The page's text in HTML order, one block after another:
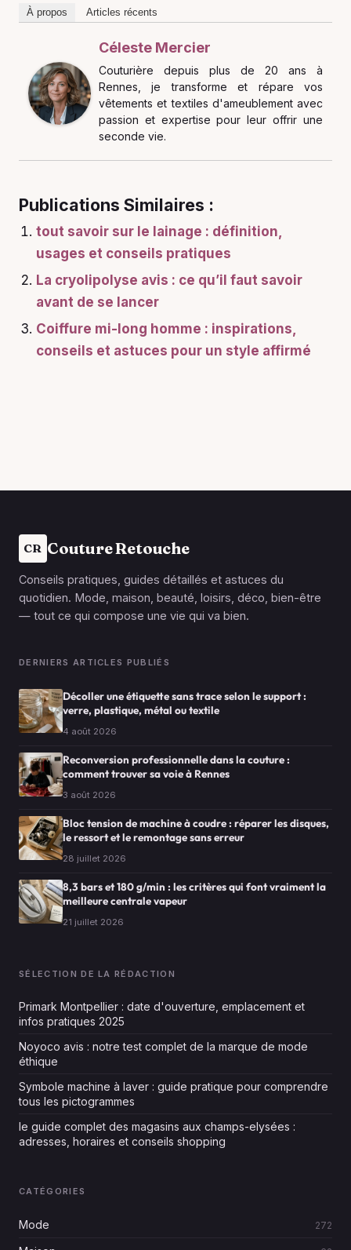
À propos Articles récents
Céleste Mercier
Couturière depuis plus de 20 ans à
Rennes, je transforme et répare vos
vêtements et textiles d'ameublement avec
passion et expertise pour leur offrir une
seconde vie.
Publications Similaires :
tout savoir sur le lainage : définition,
usages et conseils pratiques
La cryolipolyse avis : ce qu’il faut savoir
avant de se lancer
Coiffure mi-long homme : inspirations,
conseils et astuces pour un style affirmé
CR Couture Retouche
Conseils pratiques, guides détaillés et astuces du
quotidien. Mode, maison, beauté, loisirs, déco, bien-être
— tout ce qui compose une vie qui va bien.
DERNIERS ARTICLES PUBLIÉS
Décoller une étiquette sans trace selon le support :
verre, plastique, métal ou textile
4 août 2026
Reconversion professionnelle dans la couture :
comment trouver sa voie à Rennes
3 août 2026
Bloc tension de machine à coudre : réparer les disques,
le ressort et le remontage sans erreur
28 juillet 2026
8,3 bars et 180 g/min : les critères qui font vraiment la
meilleure centrale vapeur
21 juillet 2026
SÉLECTION DE LA RÉDACTION
Primark Montpellier : date d'ouverture, emplacement et
infos pratiques 2025
Noyoco avis : notre test complet de la marque de mode
éthique
Symbole machine à laver : guide pratique pour comprendre
tous les pictogrammes
le guide complet des magasins aux champs-elysées :
adresses, horaires et conseils shopping
CATÉGORIES
Mode 272